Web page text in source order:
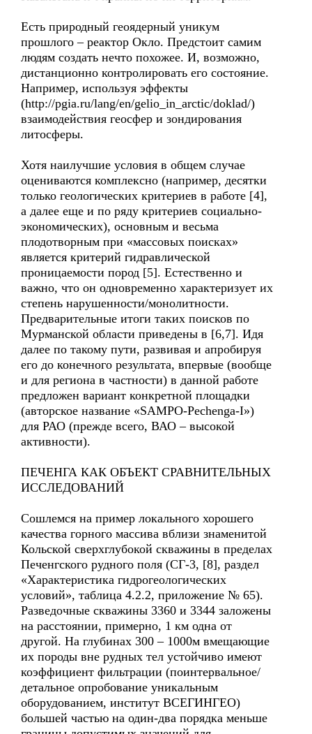
Есть природный геоядерный уникум
прошлого – реактор Окло. Предстоит самим
людям создать нечто похожее. И, возможно,
дистанционно контролировать его состояние.
Например, используя эффекты
(http://pgia.ru/lang/en/gelio_in_arctic/doklad/)
взаимодействия геосфер и зондирования
литосферы.
Хотя наилучшие условия в общем случае
оцениваются комплексно (например, десятки
только геологических критериев в работе [4],
а далее еще и по ряду критериев социально-
экономических), основным и весьма
плодотворным при «массовых поисках»
является критерий гидравлической
проницаемости пород [5]. Естественно и
важно, что он одновременно характеризует их
степень нарушенности/монолитности.
Предварительные итоги таких поисков по
Мурманской области приведены в [6,7]. Идя
далее по такому пути, развивая и апробируя
его до конечного результата, впервые (вообще
и для региона в частности) в данной работе
предложен вариант конкретной площадки
(авторское название «SAMPO-Pechenga-I»)
для РАО (прежде всего, ВАО – высокой
активности).
ПЕЧЕНГА КАК ОБЪЕКТ СРАВНИТЕЛЬНЫХ
ИССЛЕДОВАНИЙ
Сошлемся на пример локального хорошего
качества горного массива вблизи знаменитой
Кольской сверхглубокой скважины в пределах
Печенгского рудного поля (СГ-3, [8], раздел
«Характеристика гидрогеологических
условий», таблица 4.2.2, приложение № 65).
Разведочные скважины 3360 и 3344 заложены
на расстоянии, примерно, 1 км одна от
другой. На глубинах 300 – 1000м вмещающие
их породы вне рудных тел устойчиво имеют
коэффициент фильтрации (поинтервальное/
детальное опробование уникальным
оборудованием, институт ВСЕГИНГЕО)
большей частью на один-два порядка меньше